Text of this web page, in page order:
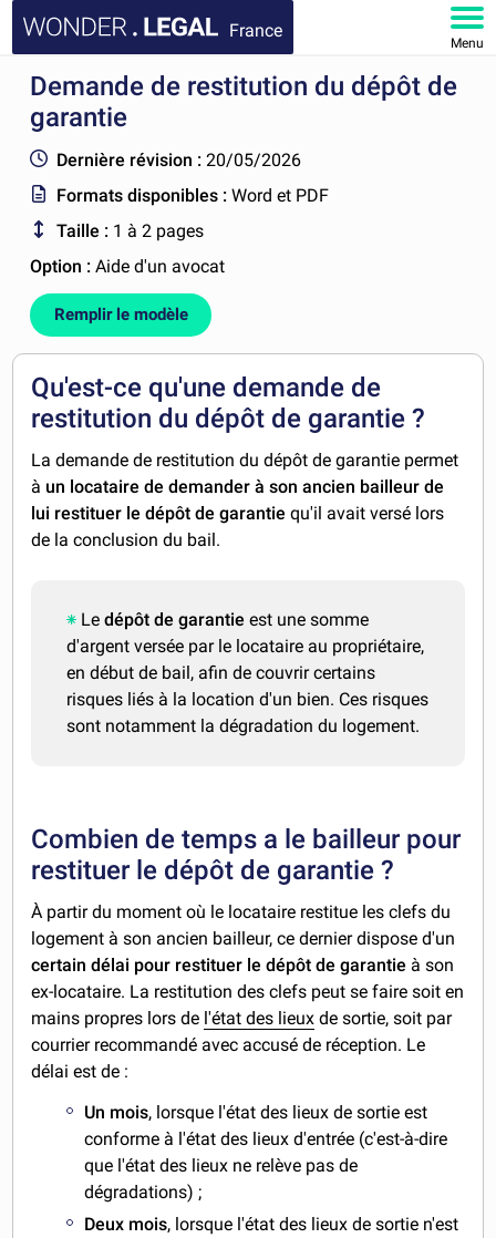
France
Menu
ACCUEIL
FAQ
MON COMPTE
Demande de restitution du dépôt de
garantie
Dernière révision : 20/05/2026
Formats disponibles :Word et PDF
Taille : 1 à 2 pages
Option :Aide d'un avocat
Remplir le modèle
Qu'est-ce qu'une demande de
restitution du dépôt de garantie ?
La demande de restitution du dépôt de garantie permet
à un locataire de demander à son ancien bailleur de
lui restituer le dépôt de garantie qu'il avait versé lors
de la conclusion du bail.
Ledépôt de garantie est une somme
d'argent versée par le locataire au propriétaire,
en début de bail, afin de couvrir certains
risques liés à la location d'un bien. Ces risques
sont notamment la dégradation du logement.
Combien de temps a le bailleur pour
restituer le dépôt de garantie ?
À partir du moment où le locataire restitue les clefs du
logement à son ancien bailleur, ce dernier dispose d'un
certain délai pour restituer le dépôt de garantie à son
ex-locataire. La restitution des clefs peut se faire soit en
mains propres lors de l'état des lieux de sortie, soit par
courrier recommandé avec accusé de réception. Le
délai est de :
Un mois, lorsque l'état des lieux de sortie est
conforme à l'état des lieux d'entrée (c'est-à-dire
que l'état des lieux ne relève pas de
dégradations) ;
Deux mois, lorsque l'état des lieux de sortie n'est